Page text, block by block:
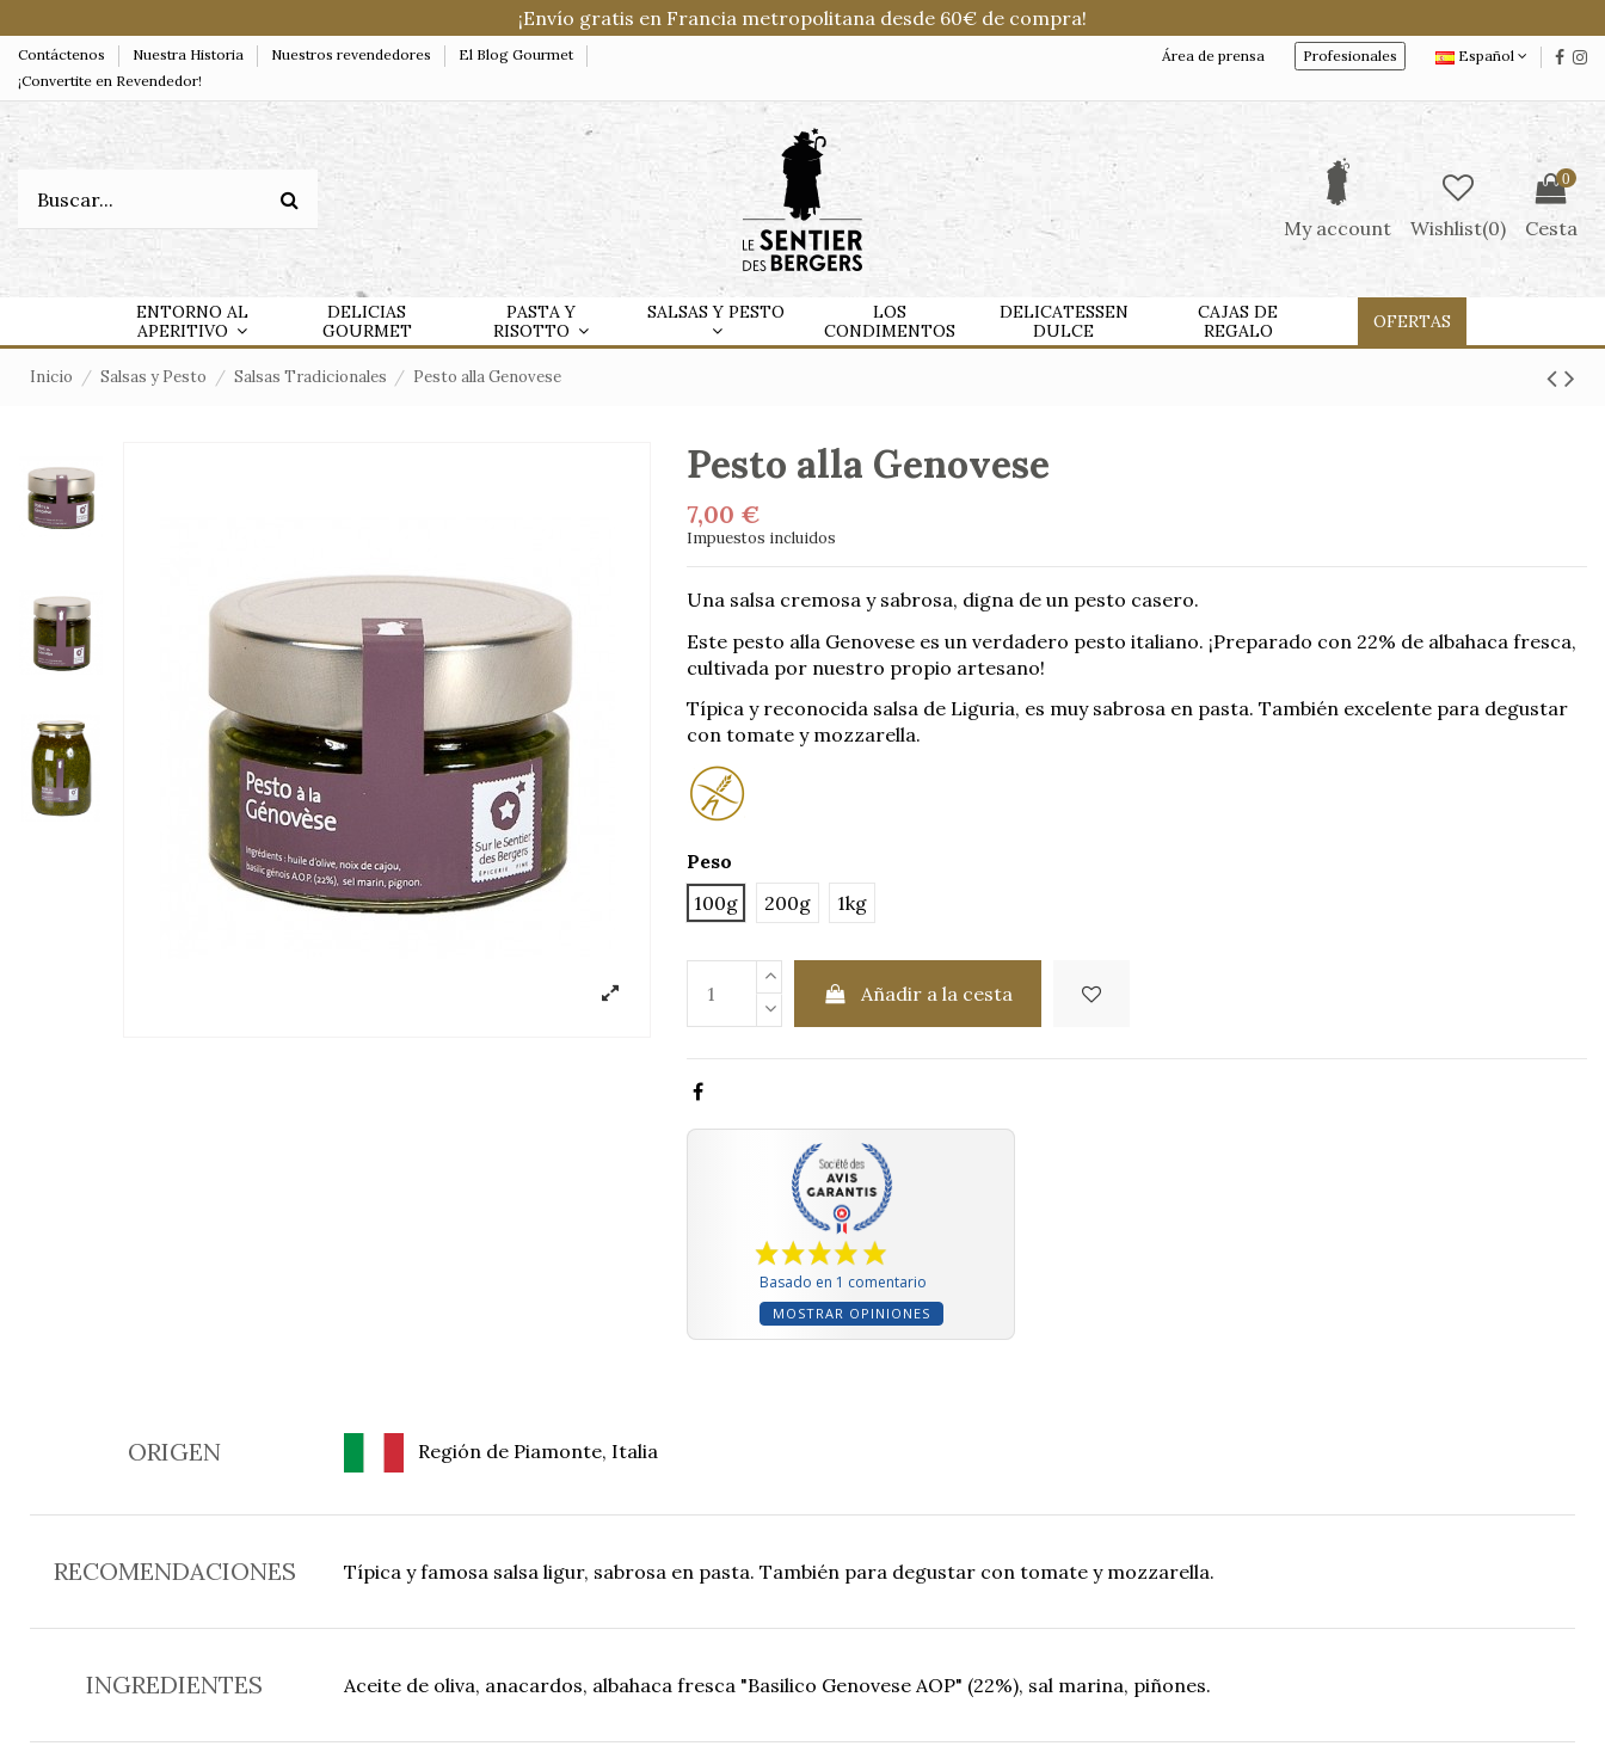
¡Envío gratis en Francia metropolitana desde 60€ de compra!
Contáctenos Nuestra Historia Nuestros revendedores
El Blog Gourmet
¡Convertite en Revendedor!
Área de prensa Profesionales Español
My account Wishlist(0)
0
Cesta
ENTORNO AL
APERITIVO
DELICIAS
GOURMET
PASTA Y
RISOTTO
SALSAS Y PESTO
LOS
CONDIMENTOS
DELICATESSEN
DULCE
CAJAS DE
REGALO
OFERTAS
Inicio Salsas y Pesto Salsas Tradicionales Pesto alla Genovese
Pesto alla Genovese
7,00 €
Impuestos incluidos
Una salsa cremosa y sabrosa, digna de un pesto casero.
Este pesto alla Genovese es un verdadero pesto italiano. ¡Preparado con 22% de albahaca fresca,
cultivada por nuestro propio artesano!
Típica y reconocida salsa de Liguria, es muy sabrosa en pasta. También excelente para degustar
con tomate y mozzarella.
Peso
100g
200g 1kg
Añadir a la cesta
Basado en 1 comentario
MOSTRAR OPINIONES
ORIGEN Región de Piamonte, Italia
RECOMENDACIONES Típica y famosa salsa ligur, sabrosa en pasta. También para degustar con tomate y mozzarella.
INGREDIENTES Aceite de oliva, anacardos, albahaca fresca "Basilico Genovese AOP" (22%), sal marina, piñones.